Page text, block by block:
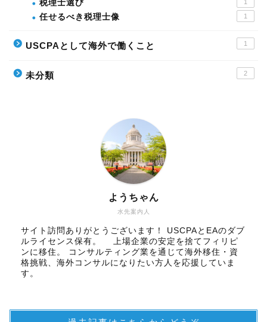
税理士選び 1
任せるべき税理士像 1
USCPAとして海外で働くこと 1
未分類 2
水先案内人
ようちゃん
サイト訪問ありがとうございます！ USCPAとEAのダブ
ルライセンス保有。 上場企業の安定を捨てフィリピ
ンに移住。 コンサルティング業を通じて海外移住・資
格挑戦、海外コンサルになりたい方人を応援していま
す。